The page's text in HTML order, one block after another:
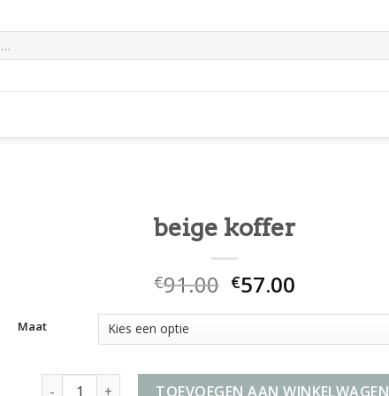
beige koffer
€91.00 €57.00
Maat
beige koffer aantalTOEVOEGEN AAN WINKELWAGEN